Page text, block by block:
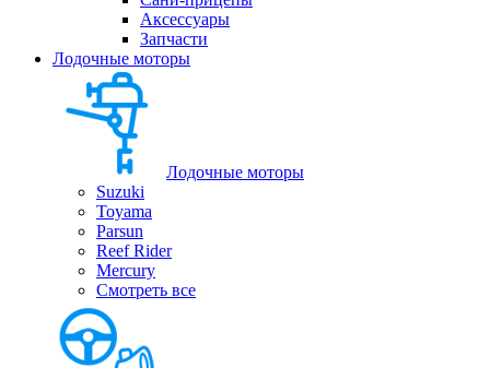
Аксессуары
Запчасти
Лодочные моторы
Лодочные моторы
Suzuki
Toyama
Parsun
Reef Rider
Mercury
Смотреть все